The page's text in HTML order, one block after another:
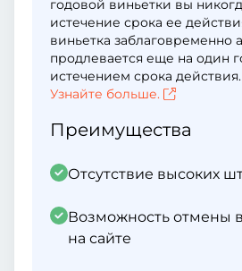
годовой виньетки вы
истечение срока ее
виньетка заблаговременно
продлевается еще на один
истечением срока действия.
Узнайте больше.
Преимущества
Отсутствие высоких
Возможность отмены
на сайте